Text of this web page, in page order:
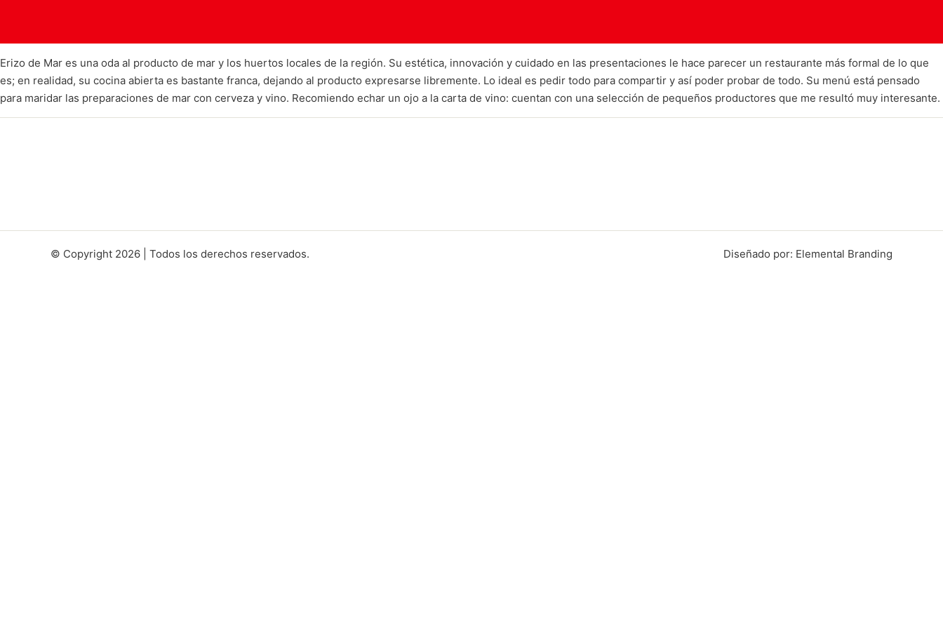
Erizo de Mar es una oda al producto de mar y los huertos locales de la región. Su estética, innovación y cuidado en las presentaciones le hace parecer un restaurante más formal de lo que
es; en realidad, su cocina abierta es bastante franca, dejando al producto expresarse libremente. Lo ideal es pedir todo para compartir y así poder probar de todo. Su menú está pensado
para maridar las preparaciones de mar con cerveza y vino. Recomiendo echar un ojo a la carta de vino: cuentan con una selección de pequeños productores que me resultó muy interesante.
© Copyright 2026 | Todos los derechos reservados. Diseñado por: Elemental Branding